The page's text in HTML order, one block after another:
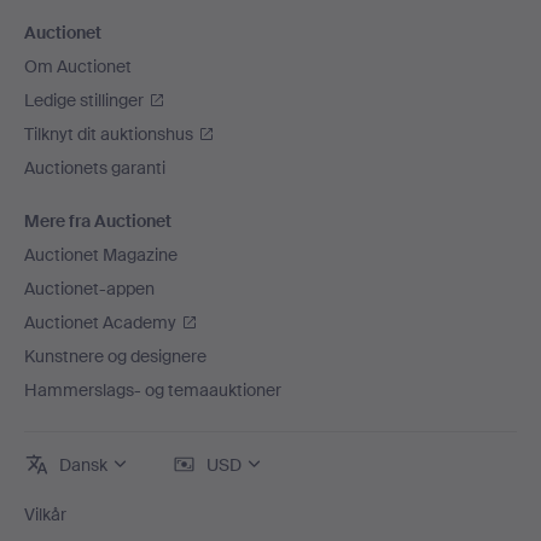
Auctionet
Om Auctionet
Ledige stillinger
Tilknyt dit auktionshus
Auctionets garanti
Mere fra Auctionet
Auctionet Magazine
Auctionet-appen
Auctionet Academy
Kunstnere og designere
Hammerslags- og temaauktioner
Dansk USD
Vilkår